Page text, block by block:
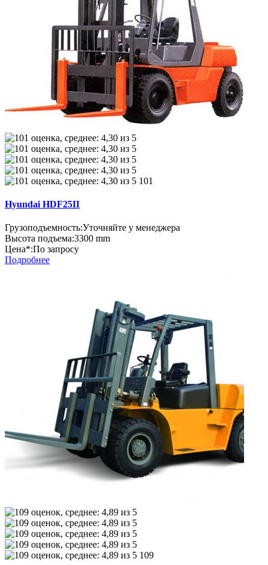
101
Hyundai HDF25II
Грузоподъемность:Уточняйте у менеджера
Высота подъема:3300 mm
Цена*:По запросу
Подробнее
109